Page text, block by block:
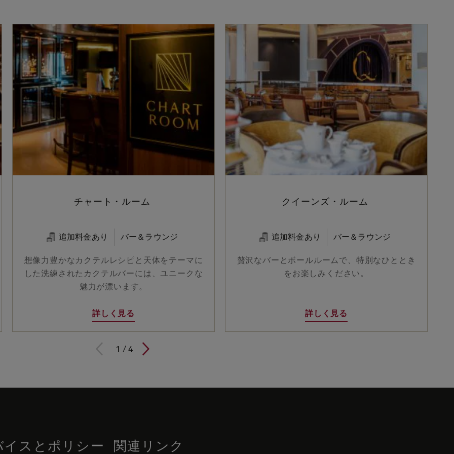
チャート・ルーム
追加料金あり バー＆ラウンジ
想像力豊かなカクテルレシピと天体をテーマに
した洗練されたカクテルバーには、ユニークな
魅力が漂います。
詳しく見る
クイーンズ・ルーム
追加料金あり バー＆ラウンジ
贅沢なバーとボールルームで、特別なひととき
をお楽しみください。
詳しく見る
1 / 4
1 / 4
スとポリシー 関連リンク